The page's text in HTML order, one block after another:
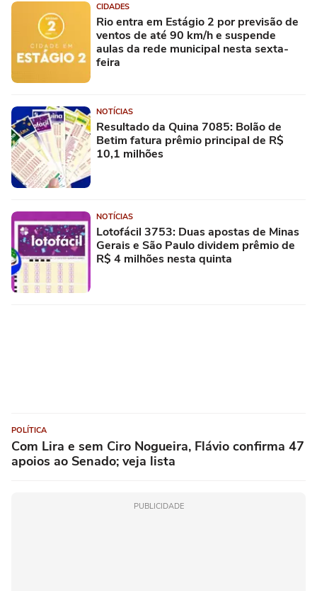
CIDADES
Rio entra em Estágio 2 por previsão de
ventos de até 90 km/h e suspende
aulas da rede municipal nesta sexta-
feira
NOTÍCIAS
Resultado da Quina 7085: Bolão de
Betim fatura prêmio principal de R$
10,1 milhões
NOTÍCIAS
Lotofácil 3753: Duas apostas de Minas
Gerais e São Paulo dividem prêmio de
R$ 4 milhões nesta quinta
POLÍTICA
Com Lira e sem Ciro Nogueira, Flávio confirma 47
apoios ao Senado; veja lista
PUBLICIDADE